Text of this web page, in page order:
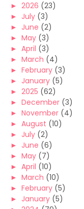
► 2026 (23)
► July (3)
► June (2)
► May (3)
► April (3)
► March (4)
► February (3)
► January (5)
► 2025 (62)
► December (3)
► November (4)
► August (10)
► July (2)
► June (6)
► May (7)
► April (10)
► March (10)
► February (5)
► January (5)